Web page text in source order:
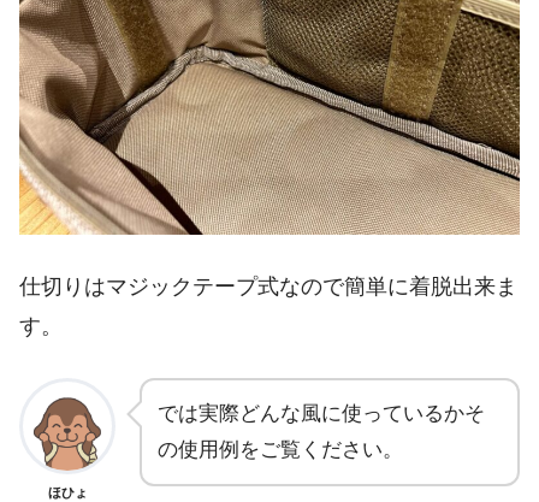
仕切りはマジックテープ式なので簡単に着脱出来ま
す。
ほひょ
では実際どんな風に使っているかそ
の使用例をご覧ください。